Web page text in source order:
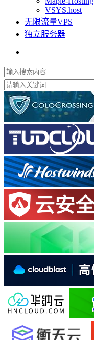
VSYS.host
无限流量VPS
独立服务器